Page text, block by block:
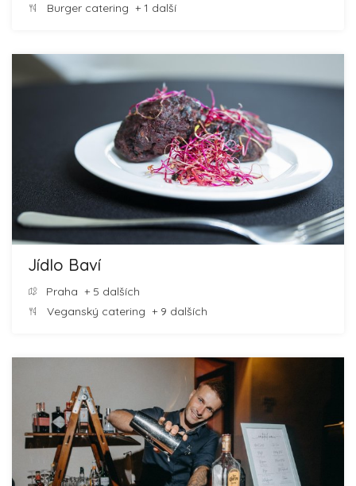
Burger catering + 1 další
Jídlo Baví
Praha + 5 dalších
Veganský catering + 9 dalších